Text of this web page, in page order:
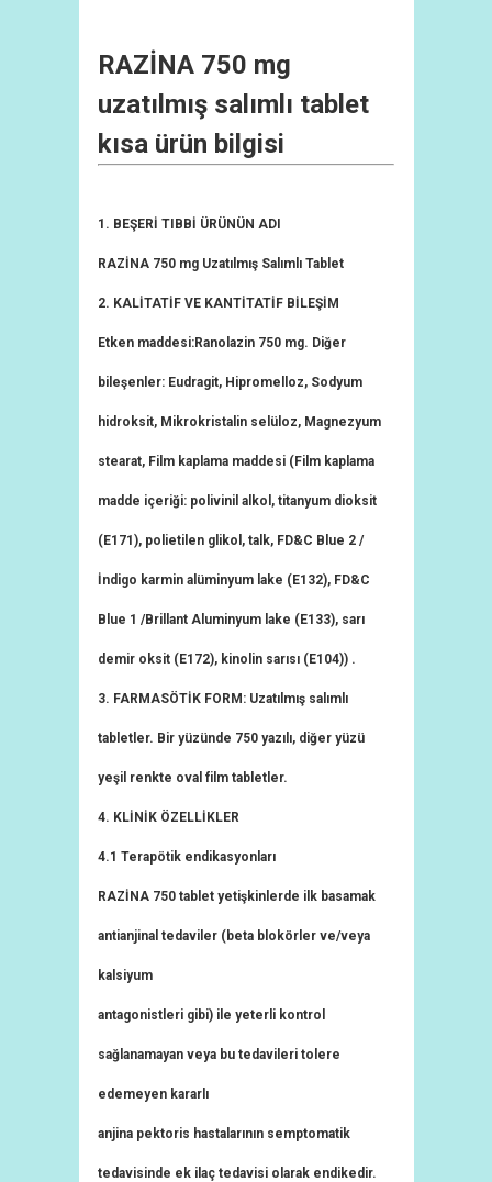
RAZİNA 750 mg
uzatılmış salımlı tablet
kısa ürün bilgisi
1. BEŞERİ TIBBİ ÜRÜNÜN ADI
RAZİNA 750 mg Uzatılmış Salımlı Tablet
2. KALİTATİF VE KANTİTATİF BİLEŞİM
Etken maddesi:Ranolazin 750 mg. Diğer
bileşenler: Eudragit, Hipromelloz, Sodyum
hidroksit, Mikrokristalin selüloz, Magnezyum
stearat, Film kaplama maddesi (Film kaplama
madde içeriği: polivinil alkol, titanyum dioksit
(E171), polietilen glikol, talk, FD&C Blue 2 /
İndigo karmin alüminyum lake (E132), FD&C
Blue 1 /Brillant Aluminyum lake (E133), sarı
demir oksit (E172), kinolin sarısı (E104)) .
3. FARMASÖTİK FORM: Uzatılmış salımlı
tabletler. Bir yüzünde 750 yazılı, diğer yüzü
yeşil renkte oval film tabletler.
4. KLİNİK ÖZELLİKLER
4.1 Terapötik endikasyonları
RAZİNA 750 tablet yetişkinlerde ilk basamak
antianjinal tedaviler (beta blokörler ve/veya
kalsiyum
antagonistleri gibi) ile yeterli kontrol
sağlanamayan veya bu tedavileri tolere
edemeyen kararlı
anjina pektoris hastalarının semptomatik
tedavisinde ek ilaç tedavisi olarak endikedir.